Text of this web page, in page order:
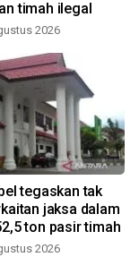
timah ilegal
2026
tegaskan tak
jaksa dalam
ton pasir timah
2026